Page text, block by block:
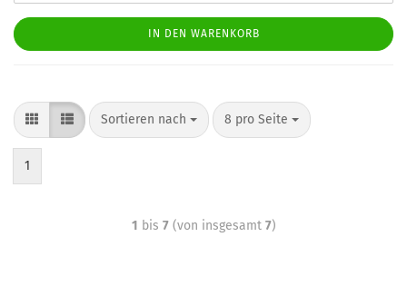
IN DEN WARENKORB
Sortieren nach 8 pro Seite
1
1 bis 7(von insgesamt 7)